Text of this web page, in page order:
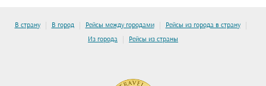
В страну | В город | Рейсы между городами | Рейсы из города в страну |
Из города | Рейсы из страны